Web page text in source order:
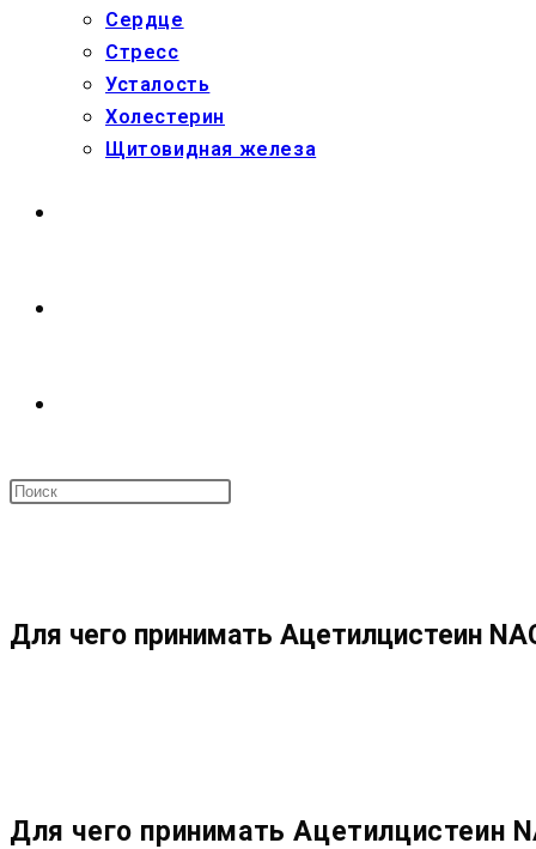
Сердце
Стресс
Усталость
Холестерин
Щитовидная железа
ПОИСК
Для чего принимать Ацетилцистеин
Для чего принимать Ацетилцистеин